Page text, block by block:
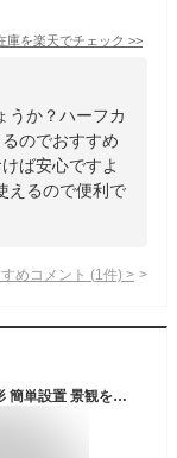
庫を楽天でチェック >>
うか？ハーフカ
のでおすすめ
ば安心ですよ
えるので便利で
めコメント (1 件) >
鳥よけグッズ 鳩よけグッズ 8個 害鳥対策 風車の形 簡単設置 景観を損なわず 鳥対策グッズ (太陽光を強く反射することで鳥を脅かして寄せ付けません) 鳥獣害対策 バルコニー、芝生、庭園、果樹園用